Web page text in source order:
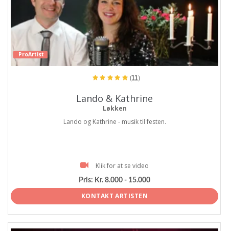
ProArtist
(11)
Lando & Kathrine
Løkken
Lando og Kathrine - musik til festen.
Klik for at se video
Pris: Kr. 8.000 - 15.000
KONTAKT ARTISTEN